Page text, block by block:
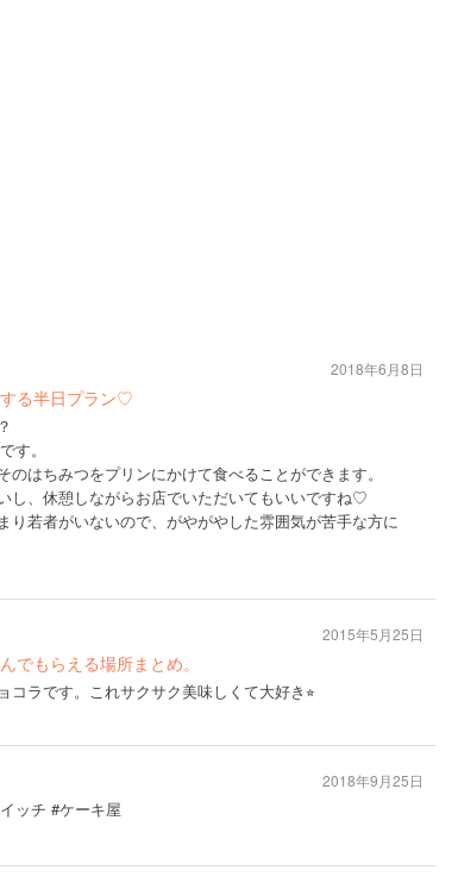
る半日プラン♡
す。
はちみつをプリンにかけて食べることができます。
し、休憩しながらお店でいただいてもいいですね♡
り若者がいないので、がやがやした雰囲気が苦手な方に
2018年6月8日
でもらえる場所まとめ。
ラです。これサクサク美味しくて大好き⭐︎
2015年5月25日
ッチ #ケーキ屋
2018年9月25日